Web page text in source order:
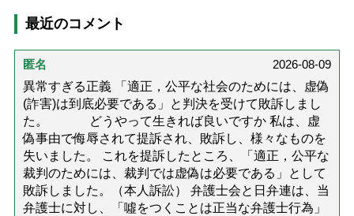
最近のコメント
匿名
2026-08-09
異常すぎる正義 「適正，公平な社会のためには、虚偽
(詐害)は到底必要である」と判決を受けて敗訴しまし
た。 どうやって生きれば良いですか 私は、虚
偽事由で侮辱されて提訴され、敗訴し、様々なものを
失いました。 これを提訴したところ、「適正，公平な
裁判のためには、裁判では虚偽は必要である」として
敗訴しました。（本人訴訟） 弁護士会と日弁連は、当
弁護士に対し、「噓をつくことは正当な弁護士行為」